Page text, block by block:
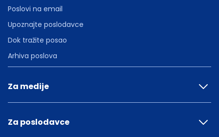
Poslovi na email
Upoznajte poslodavce
Dok tražite posao
Arhiva poslova
Za medije
Za poslodavce